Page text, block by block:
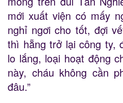
mới xuất viện có mấy
nghỉ ngơi cho tốt, đợi
thì hẵng trở lại công ty,
lo lắng, loại hoạt động
này, cháu không cần
đâu.”